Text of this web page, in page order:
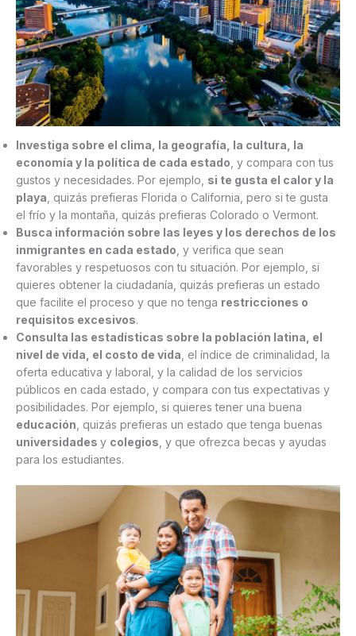
Investiga sobre el clima, la geografía, la cultura, la
economía y la política de cada estado , y compara con tus
gustos y necesidades. Por ejemplo, si te gusta el calor y la
playa , quizás prefieras Florida o California, pero si te gusta
el frío y la montaña, quizás prefieras Colorado o Vermont.
Busca información sobre las leyes y los derechos de los
inmigrantes en cada estado , y verifica que sean
favorables y respetuosos con tu situación. Por ejemplo, si
quieres obtener la ciudadanía, quizás prefieras un estado
que facilite el proceso y que no tenga restricciones o
requisitos excesivos.
Consulta las estadísticas sobre la población latina, el
nivel de vida, el costo de vida , el índice de criminalidad, la
oferta educativa y laboral, y la calidad de los servicios
públicos en cada estado, y compara con tus expectativas y
posibilidades. Por ejemplo, si quieres tener una buena
educación , quizás prefieras un estado que tenga buenas
universidades y colegios , y que ofrezca becas y ayudas
para los estudiantes.